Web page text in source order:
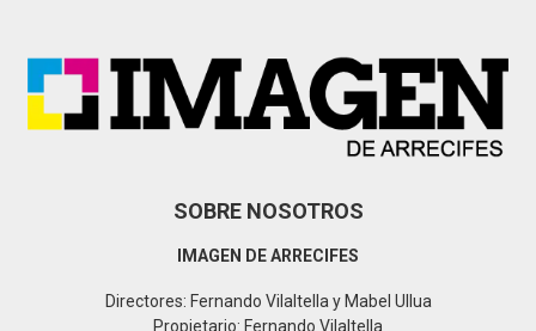
SOBRE NOSOTROS
IMAGEN DE ARRECIFES
Directores: Fernando Vilaltella y Mabel Ullua
Propietario: Fernando Vilaltella